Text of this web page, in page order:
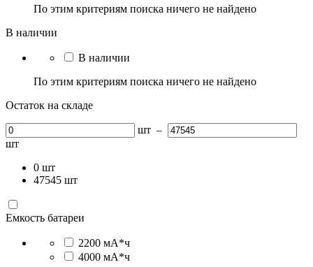
По этим критериям поиска ничего не найдено
В наличии
В наличии
По этим критериям поиска ничего не найдено
Остаток на складе
шт –
шт
0 шт
47545 шт
Емкость батареи
2200 мА*ч
4000 мА*ч